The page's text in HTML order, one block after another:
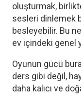
oluşturmak,
sesleri dinlemek
besleyebilir. Bu
ev içindeki genel
Oyunun gücü
ders gibi değil,
daha kalıcı ve